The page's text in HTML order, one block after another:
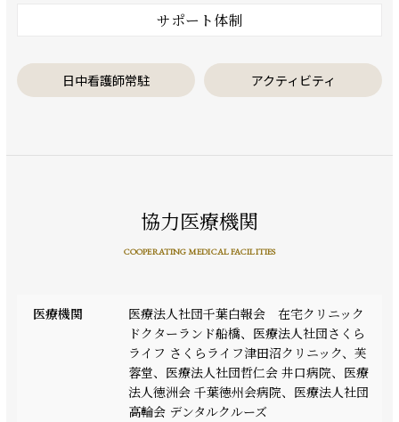
サポート体制
日中看護師常駐 アクティビティ
協力医療機関
COOPERATING MEDICAL FACILITIES
医療機関
医療法人社団千葉白報会 在宅クリニック
ドクターランド船橋、医療法人社団さくら
ライフ さくらライフ津田沼クリニック、芙
蓉堂、医療法人社団哲仁会 井口病院、医療
法人徳洲会 千葉徳州会病院、医療法人社団
高輪会 デンタルクルーズ